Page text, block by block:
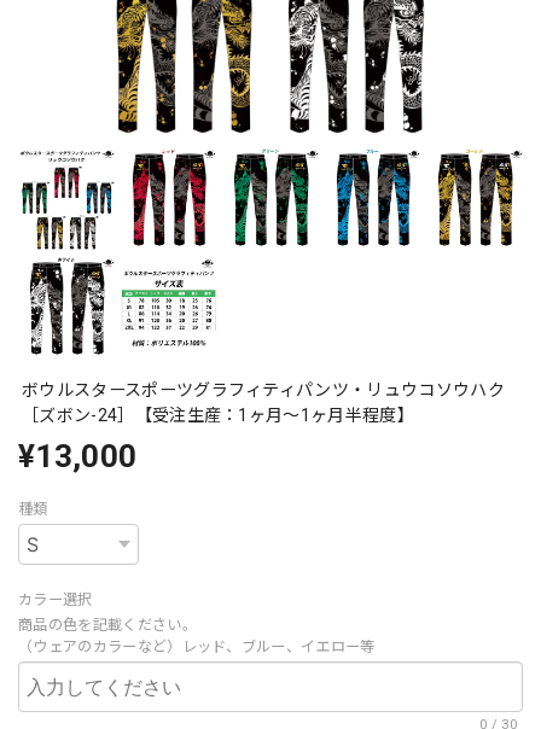
ボウルスタースポーツグラフィティパンツ・リュウコソウハク
［ズボン-24］【受注生産：1ヶ月～1ヶ月半程度】
¥13,000
種類
カラー選択
商品の色を記載ください。
（ウェアのカラーなど）レッド、ブルー、イエロー等
0 / 30